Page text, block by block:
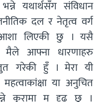
यथार्थसँग संविधान
दल र नेतृत्व वर्ग
लिएकी छु । यसै
मैले आफ्ना धारणाहरु
गरेकी हुँ । मेरा यी
या अनुचित
कुरामा म दृढ छु ।